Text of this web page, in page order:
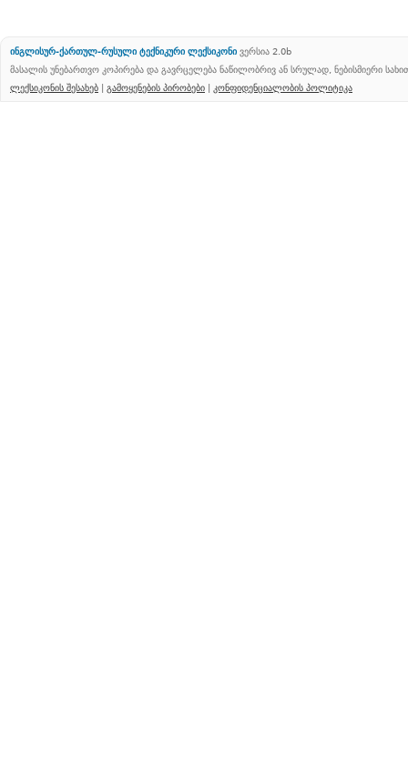
ინგლისურ-ქართულ-რუსული ტექნიკური ლექსიკონი ვერსია 2.0b
მასალის უნებართვო კოპირება და გავრცელება ნაწილობრივ ან სრულად, ნებისმიერი
ლექსიკონის შესახებ | გამოყენების პირობები | კონფიდენციალობის პოლიტიკა